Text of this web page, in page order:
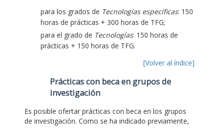
para los grados de Tecnologías específicas: 150
horas de prácticas + 300 horas de TFG;
para el grado de Tecnologías: 150 horas de
prácticas + 150 horas de TFG.
[Volver al índice]
Prácticas con beca en grupos de
investigación
Es posible ofertar prácticas con beca en los grupos
de investigación. Como se ha indicado previamente,